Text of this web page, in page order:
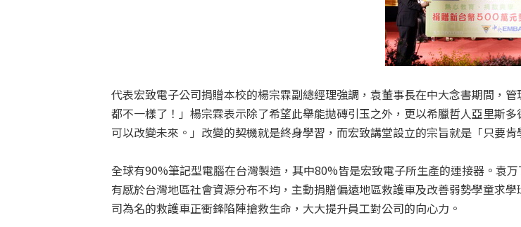
代表宏致電子公司捐贈本校的楊宗霖副總經理強調，袁董事長在中大念書期間，
都不一樣了！」楊宗霖表示除了希望此舉能拋磚引玉之外，更以希臘哲人亞里斯
可以改變未來。」改變的契機就是終身學習，而宏致講堂設立的宗旨就是「只要肯
全球有90%筆記型電腦在台灣製造，其中80%皆是宏致電子所生產的連接器。袁
有感於台灣地區社會資源分布不均，主動捐贈偏遠地區救護車及改善弱勢學童求
司為名的救護車正衝鋒陷陣搶救生命，大大提升員工對公司的向心力。